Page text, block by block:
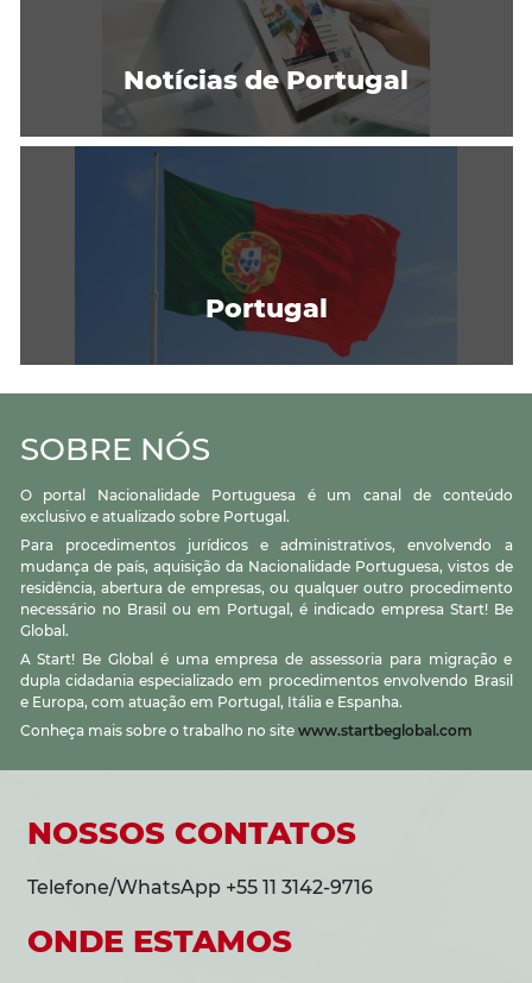
Notícias de Portugal
Portugal
SOBRE NÓS
O portal Nacionalidade Portuguesa é um canal de conteúdo
exclusivo e atualizado sobre Portugal.
Para procedimentos jurídicos e administrativos, envolvendo a
mudança de país, aquisição da Nacionalidade Portuguesa, vistos de
residência, abertura de empresas, ou qualquer outro procedimento
necessário no Brasil ou em Portugal, é indicado empresa Start! Be
Global.
A Start! Be Global é uma empresa de assessoria para migração e
dupla cidadania especializado em procedimentos envolvendo Brasil
e Europa, com atuação em Portugal, Itália e Espanha.
Conheça mais sobre o trabalho no site www.startbeglobal.com
NOSSOS CONTATOS
Telefone/WhatsApp +55 11 3142-9716
ONDE ESTAMOS